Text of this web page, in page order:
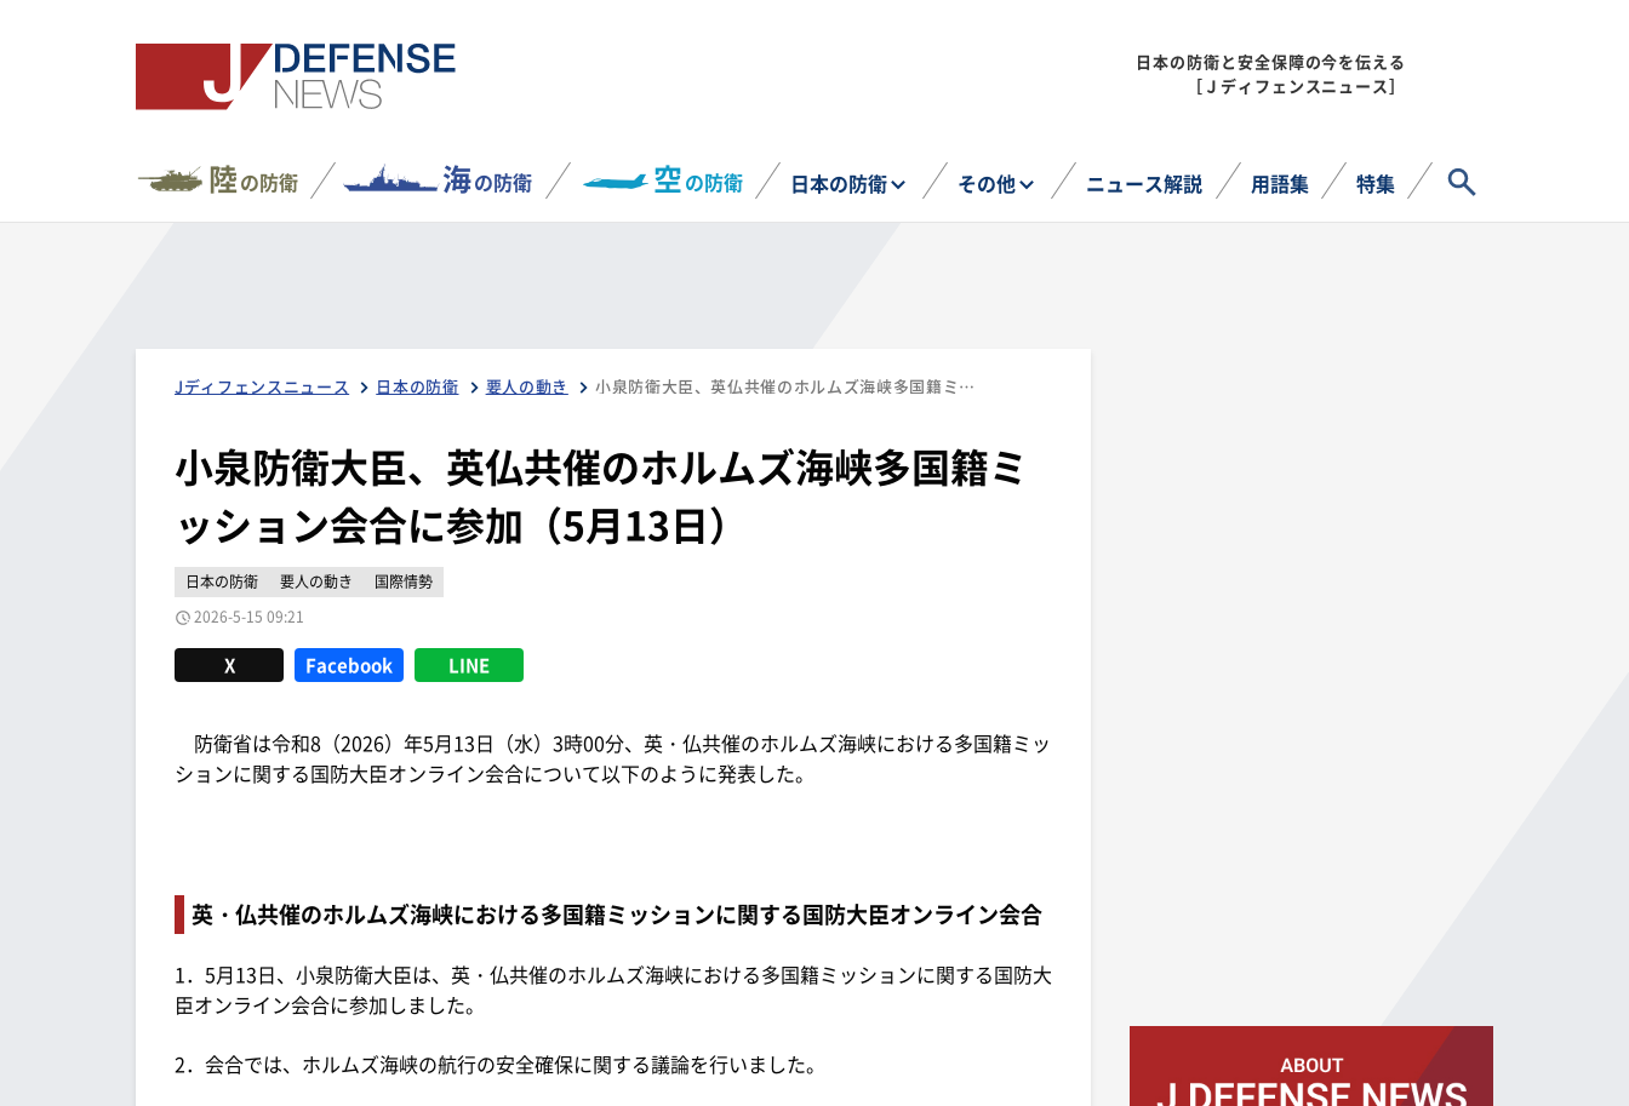
日本の防衛と安全保障の今を伝える
［Ｊディフェンスニュース］
陸の防衛 海の防衛 空の防衛 日本の防衛 その他 ニュース解説 用語集 特集
Jディフェンスニュース 日本の防衛 要人の動き 小泉防衛大臣、英仏共催のホルムズ海峡多国籍ミッション会合に参加（5月13日）
小泉防衛大臣、英仏共催のホルムズ海峡多国籍ミ
ッション会合に参加（5月13日）
日本の防衛 要人の動き
国際情勢
2026-5-15 09:21
X Facebook LINE
防衛省は令和8（2026）年5月13日（水）3時00分、英・仏共催のホルムズ海峡における多国籍ミッ
ションに関する国防大臣オンライン会合について以下のように発表した。
英・仏共催のホルムズ海峡における多国籍ミッションに関する国防大臣オンライン会合
1．5月13日、小泉防衛大臣は、英・仏共催のホルムズ海峡における多国籍ミッションに関する国防大
臣オンライン会合に参加しました。
2．会合では、ホルムズ海峡の航行の安全確保に関する議論を行いました。